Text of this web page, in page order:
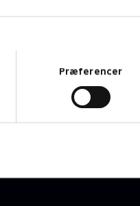
Præferencer